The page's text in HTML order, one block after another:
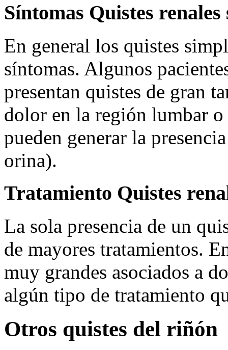
Síntomas Quistes renales
En general los quistes
síntomas. Algunos
presentan quistes de gran
dolor en la región lumbar
pueden generar la
orina).
Tratamiento Quistes
La sola presencia de un
de mayores tratamientos.
muy grandes asociados a
algún tipo de tratamiento
Otros quistes del riñón